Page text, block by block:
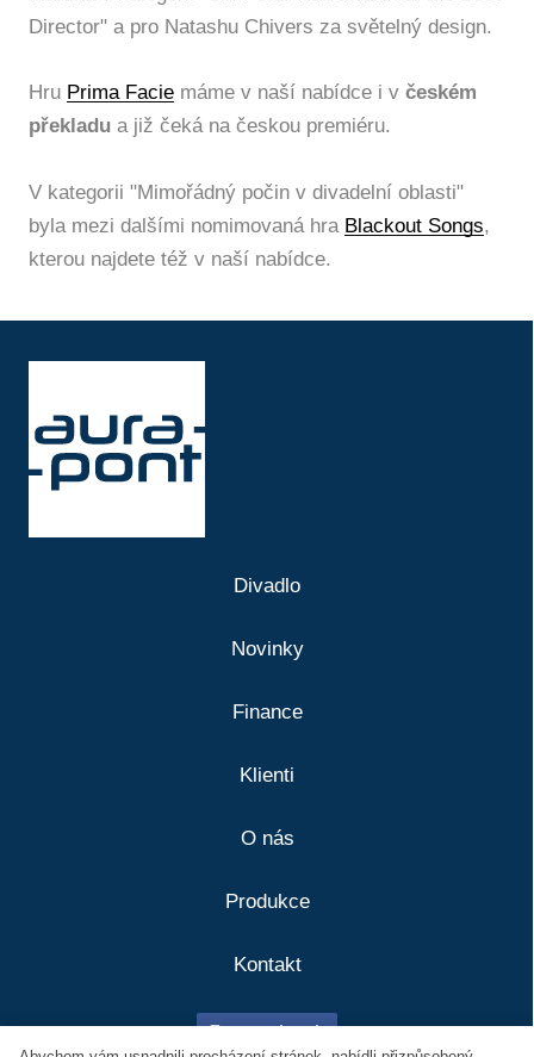
Divadlo
Klienti
Director" a pro Natashu Chivers za světelný design.
Hru Prima Facie máme v naší nabídce i v českém
překladu a již čeká na českou premiéru.
V kategorii "Mimořádný počin v divadelní oblasti"
byla mezi dalšími nomimovaná hra Blackout Songs,
kterou najdete též v naší nabídce.
Divadlo
Novinky
Finance
Klienti
O nás
Produkce
Kontakt
Facebook